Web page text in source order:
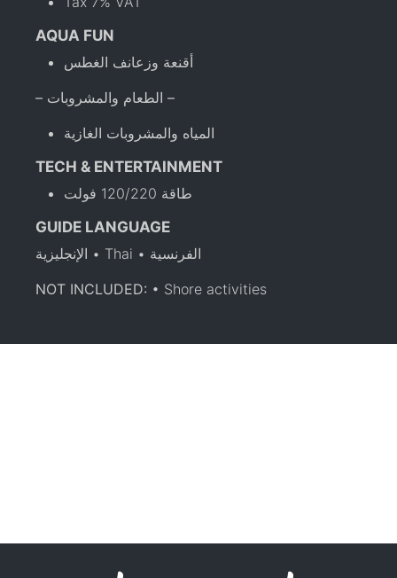
AQUA FUN
أقنعة وزعانف الغطس
– الطعام والمشروبات –
المياه والمشروبات الغازية
TECH & ENTERTAINMENT
طاقة 120/220 فولت
GUIDE LANGUAGE
الإنجليزية • Thai • الفرنسية
NOT INCLUDED: • Shore activities